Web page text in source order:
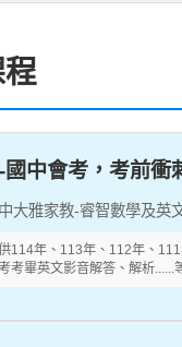
國中會考，考前衝
大雅家教-睿智數學及英
114年、113年、112年、
考畢英文影音解答、解析......